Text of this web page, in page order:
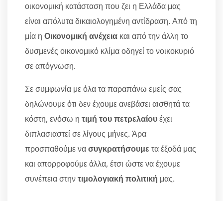
οικονομική κατάσταση που ζει η Ελλάδα μας
είναι απόλυτα δικαιολογημένη αντίδραση. Από τη
μία η Οικονομική ανέχεια και από την άλλη το
δυσμενές οικονομικό κλίμα οδηγεί το νοικοκυριό
σε απόγνωση.
Σε συμφωνία με όλα τα παραπάνω εμείς σας
δηλώνουμε ότι δεν έχουμε ανεβάσει αισθητά τα
κόστη, ενόσω η τιμή του πετρελαίουέχει
διπλασιαστεί σε λίγους μήνες. Άρα
προσπαθούμε νασυγκρατήσουμε τα έξοδά μας
και απορροφούμε άλλα, έτσι ώστε να έχουμε
συνέπεια στηντιμολογιακή πολιτική μας.